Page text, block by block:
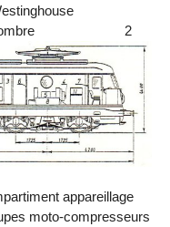
2
appareillage
moto-compresseurs